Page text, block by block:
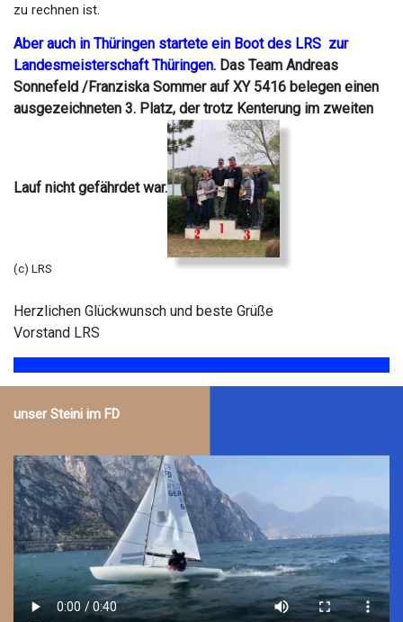
zu rechnen ist.
Aber auch in Thüringen startete ein Boot des LRS zur
Landesmeisterschaft Thüringen. Das Team Andreas
Sonnefeld /Franziska Sommer auf XY 5416 belegen einen
ausgezeichneten 3. Platz, der trotz Kenterung im zweiten
Lauf nicht gefährdet war.
(c) LRS
Herzlichen Glückwunsch und beste Grüße
Vorstand LRS
unser Steini im FD